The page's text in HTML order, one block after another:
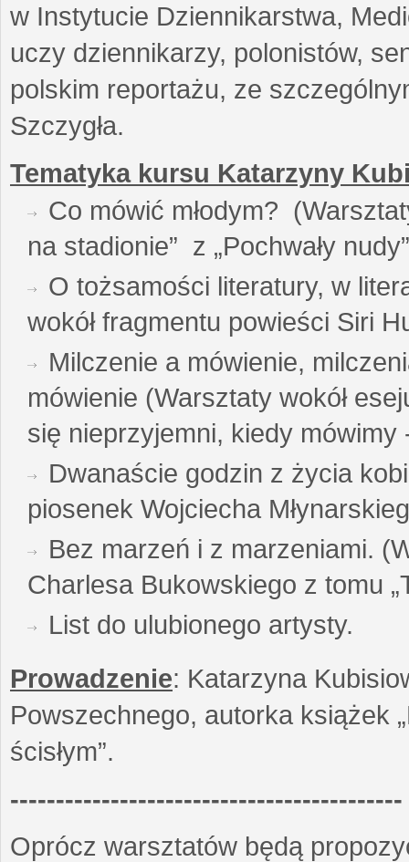
w Instytucie Dziennikarstwa,
uczy dziennikarzy, polonistów,
polskim reportażu, ze
Szczygła.
Tematyka kursu Katarzyny
Co mówić młodym?
na stadionie” z „Pochwały
O tożsamości literatury, w
wokół fragmentu powieści Siri
Milczenie a mówienie,
mówienie (Warsztaty wokół
się nieprzyjemni, kiedy mówimy
Dwanaście godzin z życia
piosenek Wojciecha
Bez marzeń i z marzeniami.
Charlesa Bukowskiego z tomu
List do ulubionego artysty.
Prowadzenie: Katarzyna
Powszechnego, autorka książek
ścisłym”.
-------------------------------------------
Oprócz warsztatów będą